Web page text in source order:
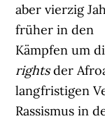
aber vierzig
früher in den
Kämpfen um
rightsder
langfristigen
Rassismus in